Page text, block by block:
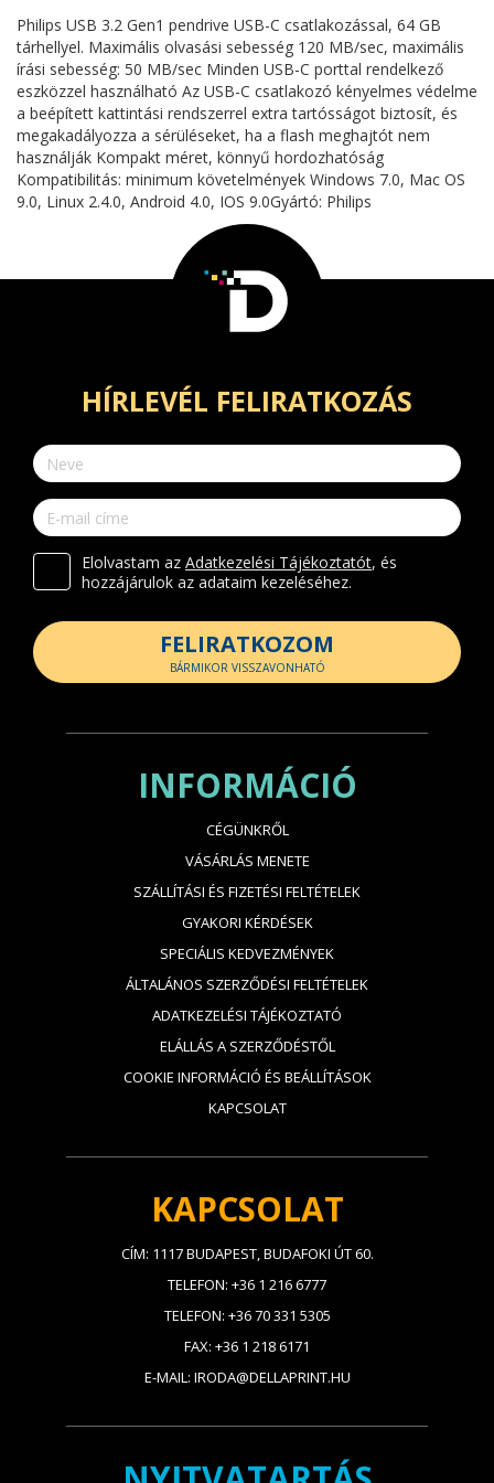
Philips USB 3.2 Gen1 pendrive USB-C csatlakozással, 64 GB
tárhellyel. Maximális olvasási sebesség 120 MB/sec, maximális
írási sebesség: 50 MB/sec Minden USB-C porttal rendelkező
eszközzel használható Az USB-C csatlakozó kényelmes védelme
a beépített kattintási rendszerrel extra tartósságot biztosít, és
megakadályozza a sérüléseket, ha a flash meghajtót nem
használják Kompakt méret, könnyű hordozhatóság
Kompatibilitás: minimum követelmények Windows 7.0, Mac OS
9.0, Linux 2.4.0, Android 4.0, IOS 9.0Gyártó: Philips
HÍRLEVÉL FELIRATKOZÁS
Elolvastam az Adatkezelési Tájékoztatót, és
hozzájárulok az adataim kezeléséhez.
FELIRATKOZOM
BÁRMIKOR VISSZAVONHATÓ
INFORMÁCIÓ
CÉGÜNKRŐL
VÁSÁRLÁS MENETE
SZÁLLÍTÁSI ÉS FIZETÉSI FELTÉTELEK
GYAKORI KÉRDÉSEK
SPECIÁLIS KEDVEZMÉNYEK
ÁLTALÁNOS SZERZŐDÉSI FELTÉTELEK
ADATKEZELÉSI TÁJÉKOZTATÓ
ELÁLLÁS A SZERZŐDÉSTŐL
COOKIE INFORMÁCIÓ ÉS BEÁLLÍTÁSOK
KAPCSOLAT
KAPCSOLAT
CÍM: 1117 BUDAPEST, BUDAFOKI ÚT 60.
TELEFON: +36 1 216 6777
TELEFON: +36 70 331 5305
FAX: +36 1 218 6171
E-MAIL: IRODA@DELLAPRINT.HU